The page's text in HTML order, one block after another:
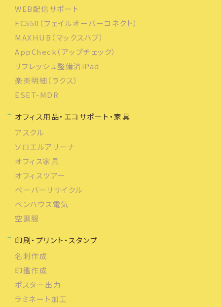
WEB配信サポート
FC550（フェイルオーバーコネクト）
MAXHUB（マックスハブ）
AppCheck（アップチェック）
リフレッシュ整備済iPad
楽楽明細（ラクス）
ESET-MDR
オフィス用品・エコサポート・家具
アスクル
ソロエルアリーナ
オフィス家具
オフィスツアー
ペーパーリサイクル
ベンハウス電気
空調服
印刷・プリント・スタンプ
名刺作成
印鑑作成
ポスター出力
ラミネート加工